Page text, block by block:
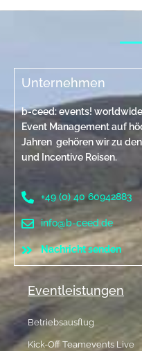
Unternehmen
b-ceed: events!
Event Management auf
Jahren gehören wir zu
und Incentive Reisen.
+49 (0) 40 60942883
info@b-ceed.de
Nachricht senden
Eventleistungen
Betriebsausflug
Kick-Off Teamevents Live